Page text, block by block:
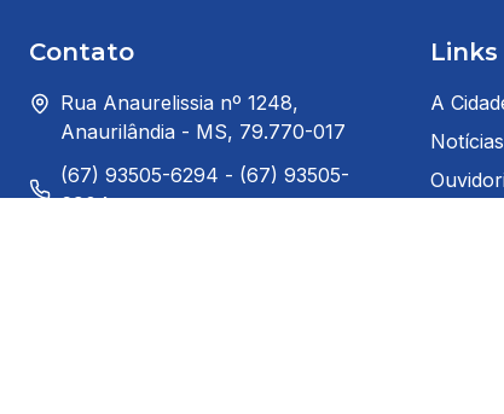
Contato
Rua Anaurelissia nº 1248,
Anaurilândia - MS, 79.770-017
(67) 93505-6294 - (67) 93505-
6904
Links
A
Notícias